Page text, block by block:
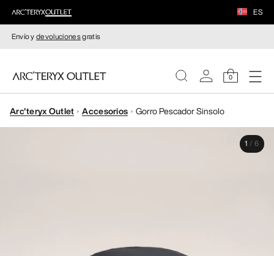
ES
Envío ydevolucionesgratis
0
MUJERE
Arc'teryx Outlet Accesorios Gorro Pescador Sinsolo
1 / 6